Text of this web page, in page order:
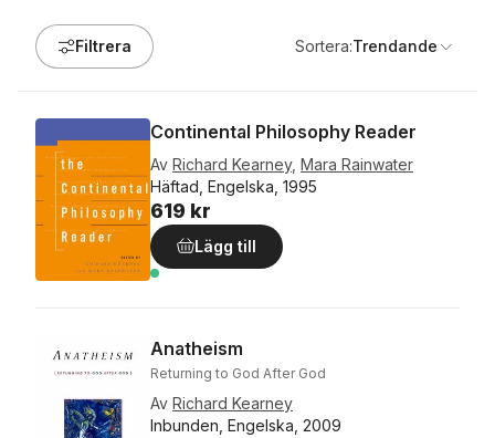
Filtrera Sortera:Trendande
Continental Philosophy Reader
Av Richard Kearney, Mara Rainwater
Häftad, Engelska, 1995
619 kr
Lägg till
Anatheism
Returning to God After God
Av Richard Kearney
Inbunden, Engelska, 2009